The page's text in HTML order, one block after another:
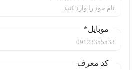
موبایل*
کد معرف